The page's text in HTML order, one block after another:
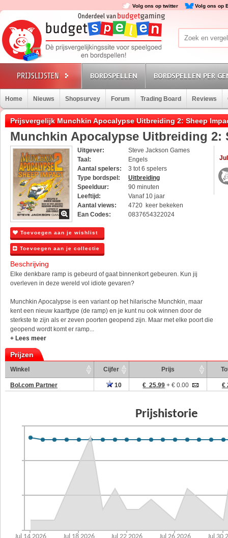
Volg ons op twitter Volg ons op
BORDSPELLEN BORDSPELLEN PER
Home Nieuws Shopsurvey Forum Trading Board Reviews
Prijsvergelijk Munchkin Apocalypse Uitbreiding 2: Sheep
Munchkin Apocalypse Uitbreiding 2:
Uitgever:
Steve Jackson Games
Taal:
Engels
Aantal spelers:
3 tot 6 spelers
Type bordspel:
Uitbreiding
Speelduur:
90 minuten
Leeftijd:
Vanaf 10 jaar
Aantal views:
4720 keer bekeken
Ean Codes:
0837654322024
Toevoegen aan je wishlist
Toevoegen aan je collectie
Beschrijving
Elke denkbare ramp is gebeurd of gaat binnenkort gebeuren. Kun jij
overleven in deze wereld vol idiote gevaren?
Munchkin Apocalypse is een variant op het hilarische Munchkin, maar
kent een nieuw kaarttype (de ramp) en je kunt nu ook winnen door de
sterkste te zijn als er zeven poorten geopend zijn. Maar met elke poort die
geopend wordt komt er ramp...
+ Lees meer
Prijzen
Winkel Cijfer Prijs
Bol.com Partner 10 € 25.99 + € 0.00 €